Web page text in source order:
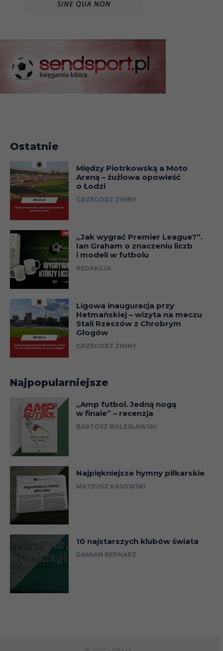
Ostatnie
Między Piotrkowską a Moto
Areną – żużlowa opowieść
o Łodzi
GRZEGORZ ZIMNY
„Jak wygrać Premier League?”.
Ian Graham o znaczeniu liczb
i modeli w futbolu
REDAKCJA
Ligowa inauguracja przy
Hetmańskiej – wizyta na meczu
Stali Rzeszów z Chrobrym
Głogów
GRZEGORZ ZIMNY
Najpopularniejsze
„Amp futbol. Jedną nogą
w finale” – recenzja
BARTOSZ BOLESŁAWSKI
Najpiękniejsze hymny piłkarskie
MATEUSZ KASOWSKI
10 najstarszych klubów świata
DAMIAN BEDNARZ